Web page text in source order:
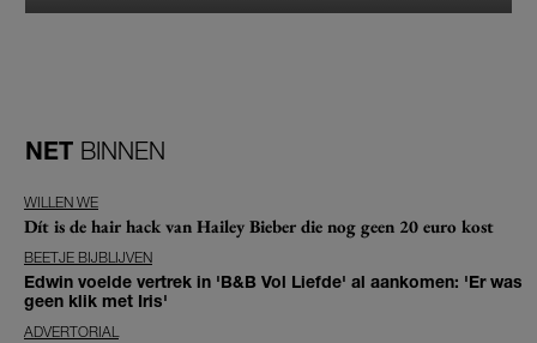
NET BINNEN
WILLEN WE
Dít is de hair hack van Hailey Bieber die nog geen 20 euro kost
BEETJE BIJBLIJVEN
Edwin voelde vertrek in 'B&B Vol Liefde' al aankomen: 'Er was
geen klik met Iris'
ADVERTORIAL